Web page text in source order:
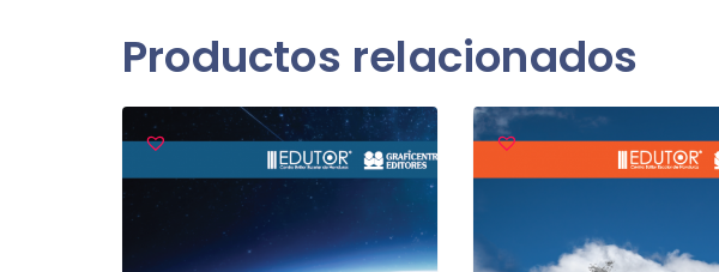
Productos relacionados